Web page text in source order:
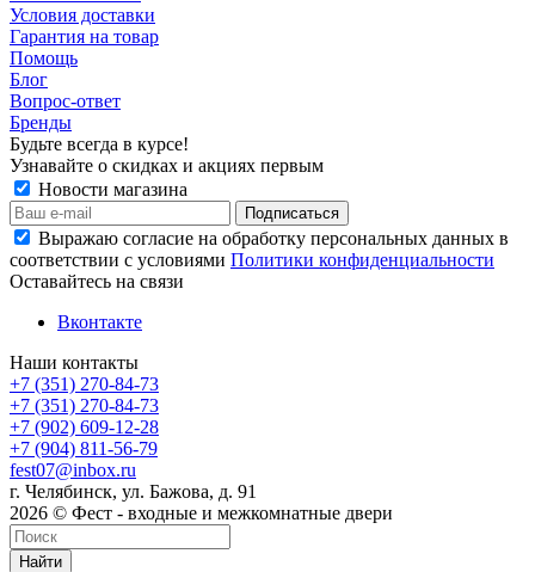
Условия доставки
Гарантия на товар
Помощь
Блог
Вопрос-ответ
Бренды
Будьте всегда в курсе!
Узнавайте о скидках и акциях первым
Новости магазина
Выражаю согласие на обработку персональных данных в
соответствии с условиями Политики конфиденциальности
Оставайтесь на связи
Вконтакте
Наши контакты
+7 (351) 270-84-73
+7 (351) 270-84-73
+7 (902) 609-12-28
+7 (904) 811-56-79
fest07@inbox.ru
г. Челябинск, ул. Бажова, д. 91
2026 © Фест - входные и межкомнатные двери
Найти